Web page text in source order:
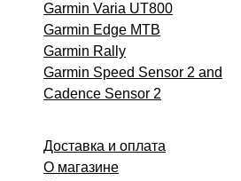
Доставка и оплата
О магазине
Garmin Varia UT800
Garmin Edge MTB
Garmin Rally
Garmin Speed Sensor 2 and
Cadence Sensor 2